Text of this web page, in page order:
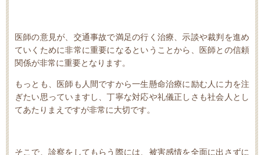
医師の意見が、交通事故で満足の行く治療、示談や裁判を進め
ていくために非常に重要になるということから、医師との信頼
関係が非常に重要となります。
もっとも、医師も人間ですから一生懸命治療に励む人に力を注
ぎたい思っていますし、丁寧な対応や礼儀正しさも社会人とし
てあたりまえですが非常に大切です。
そこで、診察をしてもらう際には、被害感情を全面に出さずに